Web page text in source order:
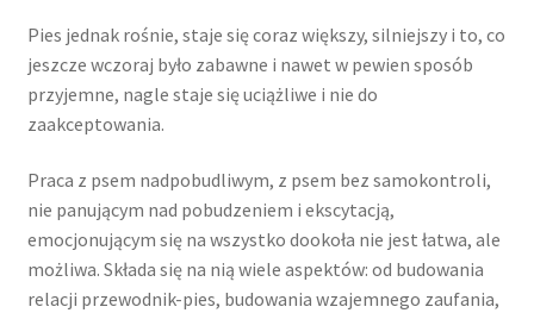
Pies jednak rośnie, staje się coraz większy, silniejszy i to, co
jeszcze wczoraj było zabawne i nawet w pewien sposób
przyjemne, nagle staje się uciążliwe i nie do
zaakceptowania.
Praca z psem nadpobudliwym, z psem bez samokontroli,
nie panującym nad pobudzeniem i ekscytacją,
emocjonującym się na wszystko dookoła nie jest łatwa, ale
możliwa. Składa się na nią wiele aspektów: od budowania
relacji przewodnik-pies, budowania wzajemnego zaufania,